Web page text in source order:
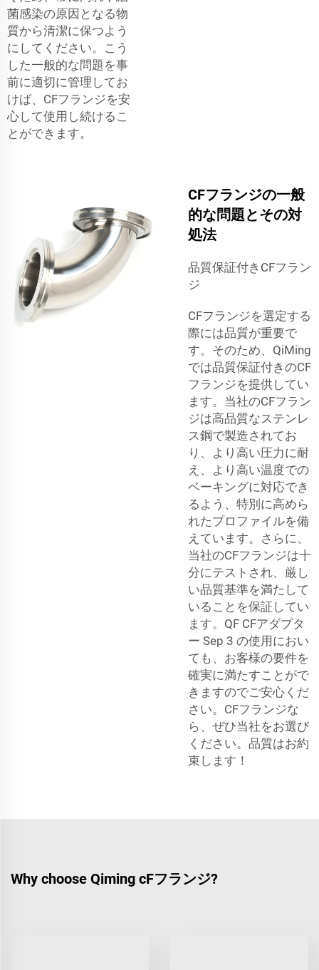
菌感染の原因となる物
質から清潔に保つよう
にしてください。こう
した一般的な問題を事
前に適切に管理してお
けば、CFフランジを安
心して使用し続けるこ
とができます。
CFフランジの一般
的な問題とその対
処法
品質保証付きCFフラン
ジ
CFフランジを選定する
際には品質が重要で
す。そのため、QiMing
では品質保証付きのCF
フランジを提供してい
ます。当社のCFフラン
ジは高品質なステンレ
ス鋼で製造されてお
り、より高い圧力に耐
え、より高い温度での
ベーキングに対応でき
るよう、特別に高めら
れたプロファイルを備
えています。さらに、
当社のCFフランジは十
分にテストされ、厳し
い品質基準を満たして
いることを保証してい
ます。QF CFアダプタ
ー Sep 3 の使用におい
ても、お客様の要件を
確実に満たすことがで
きますのでご安心くだ
さい。CFフランジな
ら、ぜひ当社をお選び
ください。品質はお約
束します！
Why choose Qiming cFフランジ?